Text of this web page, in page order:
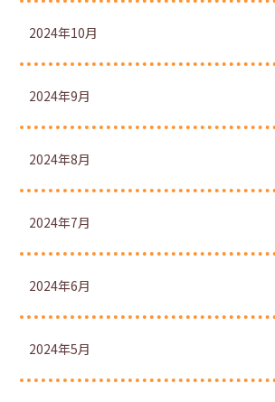
2024年10月
2024年9月
2024年8月
2024年7月
2024年6月
2024年5月